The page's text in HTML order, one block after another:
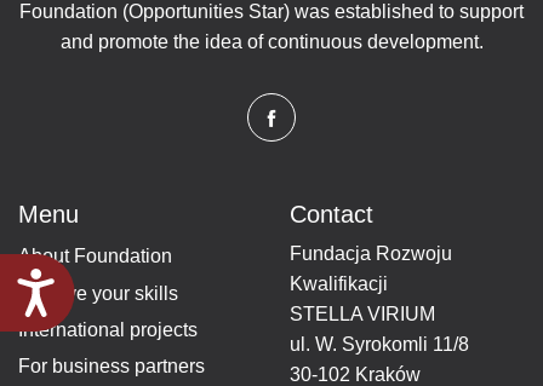
Accessibility
Foundation (Opportunities Star) was established to support
and promote the idea of ​​continuous development.
Menu
About Foundation
Improve your skills
International projects
For business partners
Contact
Fundacja Rozwoju
Kwalifikacji
STELLA VIRIUM
ul. W. Syrokomli 11/8
30-102 Kraków